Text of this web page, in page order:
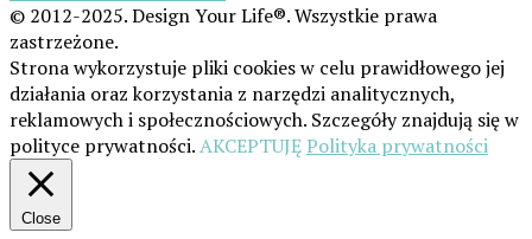
© 2012-2025. Design Your Life®. Wszystkie prawa
zastrzeżone.
Strona wykorzystuje pliki cookies w celu prawidłowego jej
działania oraz korzystania z narzędzi analitycznych,
reklamowych i społecznościowych. Szczegóły znajdują się w
polityce prywatności.AKCEPTUJĘPolityka prywatności
Close